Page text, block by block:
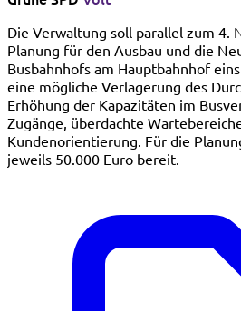
Die Verwaltung soll parallel zum 4.
Planung für den Ausbau und die
Busbahnhofs am Hauptbahnhof
eine mögliche Verlagerung des
Erhöhung der Kapazitäten im
Zugänge, überdachte
Kundenorientierung. Für die
jeweils 50.000 Euro bereit.